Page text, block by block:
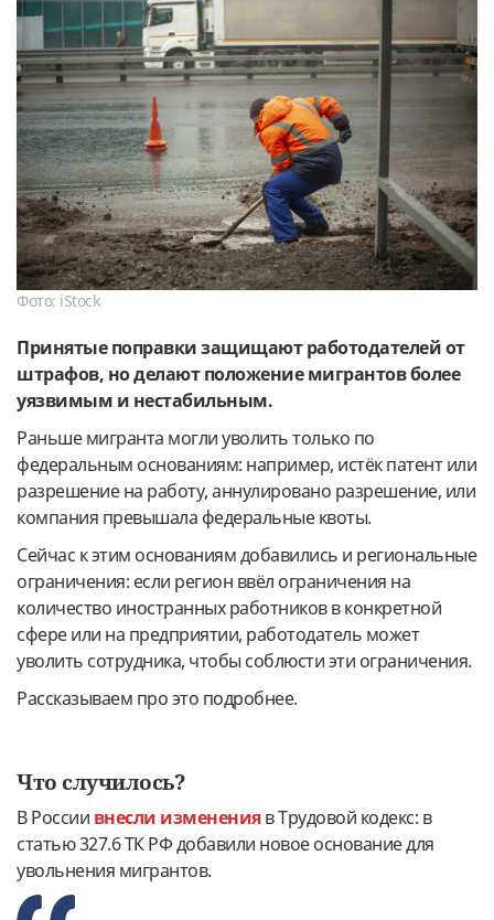
Фото: iStock
Принятые поправки защищают работодателей от
штрафов, но делают положение мигрантов более
уязвимым и нестабильным.
Раньше мигранта могли уволить только по
федеральным основаниям: например, истёк патент или
разрешение на работу, аннулировано разрешение, или
компания превышала федеральные квоты.
Сейчас к этим основаниям добавились и региональные
ограничения: если регион ввёл ограничения на
количество иностранных работников в конкретной
сфере или на предприятии, работодатель может
уволить сотрудника, чтобы соблюсти эти ограничения.
Рассказываем про это подробнее.
Что случилось?
В России внесли измененияв Трудовой кодекс: в
статью 327.6 ТК РФ добавили новое основание для
увольнения мигрантов.